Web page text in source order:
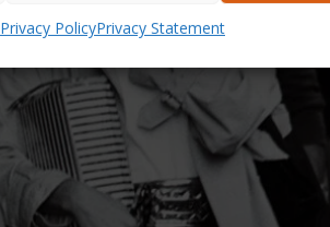
Privacy PolicyPrivacy Statement